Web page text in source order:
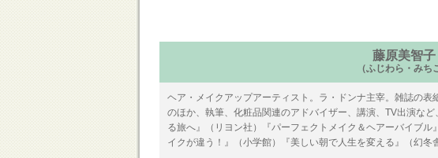
藤原美智子
（ふじわら・みち
ヘア・メイクアップアーティスト。ラ・ドンナ主宰。雑誌の
のほか、執筆、化粧品関連のアドバイザー、講演、TV出演な
る旅へ』（リヨン社）『パーフェクトメイク＆ヘアーバイブ
イクが違う！』（小学館）『美しい朝で人生を変える』（幻冬